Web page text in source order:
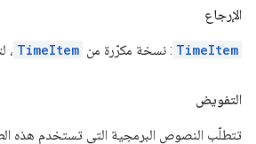
الإرجاع
TimeItem : نسخة مكرّرة من TimeItem ،
التفويض
تتطلّب النصوص البرمجية التي تستخدم هذه